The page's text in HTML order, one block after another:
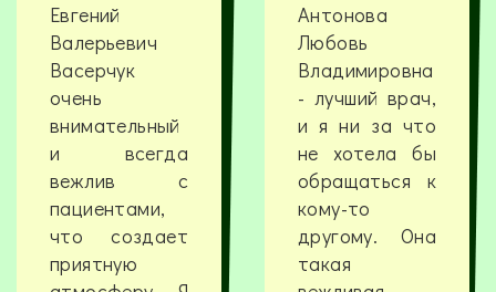
Евгений
Валерьевич
Васерчук
очень
внимательный
и всегда
вежлив с
пациентами,
что создает
приятную
Антонова
Любовь
Владимировна
- лучший врач,
и я ни за что
не хотела бы
обращаться к
кому-то
другому. Она
такая